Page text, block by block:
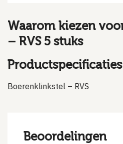
Waarom kiezen
– RVS 5 stuks
Boerenklinkstel – RVS
Beoordelingen